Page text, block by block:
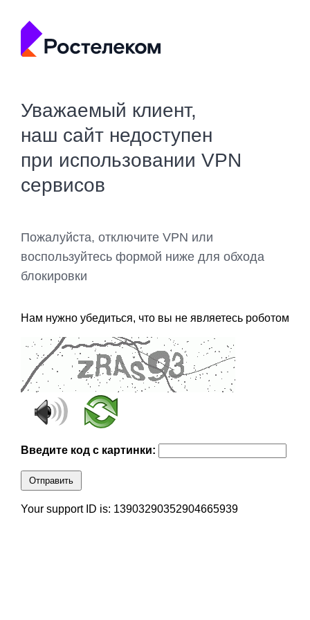
Уважаемый клиент,
наш сайт недоступен
при использовании VPN
сервисов
Пожалуйста, отключите VPN или
воспользуйтесь формой ниже для обхода
блокировки
Нам нужно убедиться, что вы не являетесь роботом
Введите код с картинки:
Отправить
Your support ID is: 13903290352904665939